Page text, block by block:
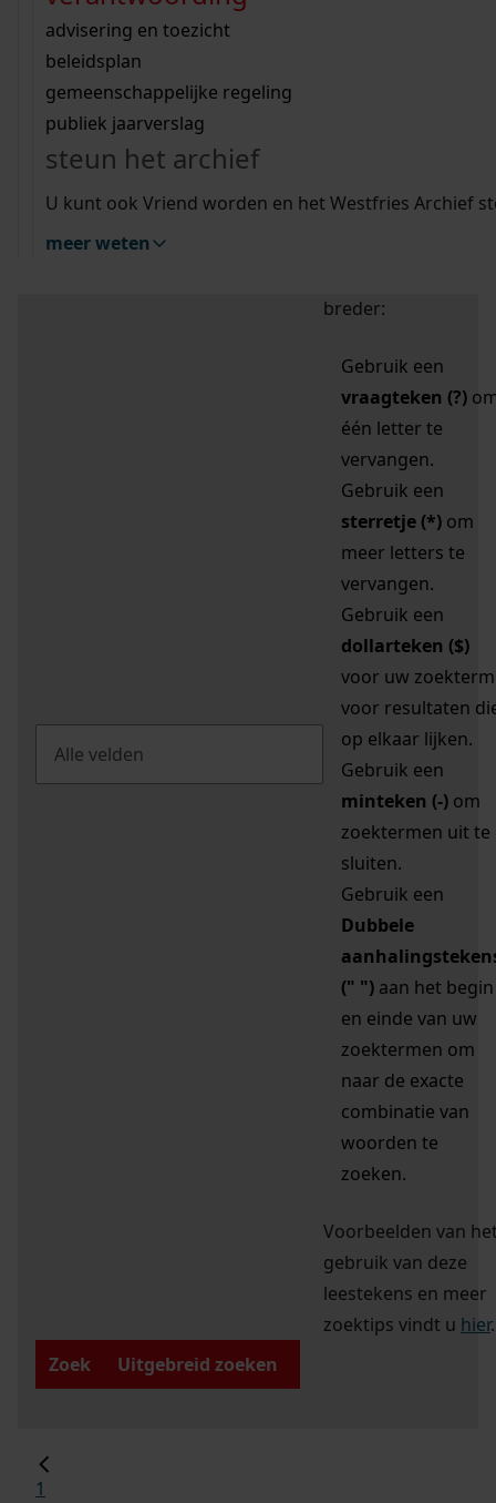
bouwvergunningen
omgevingsvergunningen
vergunningen
beeld en geluid
uitleg nodig?
Wij helpen u op weg met een aantal zoektips.
bekijk alle zoektips
Wij helpen u op weg met een aantal zoektips.
bekijk alle zoektips
bekijk ons geschiedenislokaal
advisering en toezicht
beleidsplan
gemeenschappelijke regeling
publiek jaarverslag
steun het archief
U kunt ook Vriend worden en het Westfries Archief
meer weten
zoektips
Mijn Studiezaal (inloggen)
uw zoekopdracht te
breder:
Gebruik een
vraagteken (?)
één letter te
vervangen.
Gebruik een
sterretje (*) om
meer letters te
vervangen.
Gebruik een
dollarteken ($)
voor uw zoekterm
voor resultaten
op elkaar lijken.
Gebruik een
minteken (-) om
zoektermen uit te
sluiten.
Gebruik een
Dubbele
(" ") aan het begin
en einde van uw
zoektermen om
naar de exacte
combinatie van
woorden te
zoeken.
Voorbeelden van
gebruik van deze
leestekens en meer
zoektips vindt u hier.
Zoek
Uitgebreid zoeken
1